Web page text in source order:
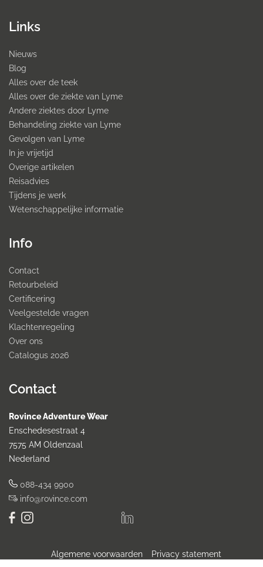
Links
Nieuws
Blog
Alles over de teek
Alles over de ziekte van Lyme
Andere ziektes door Lyme
Behandeling ziekte van Lyme
Gevolgen van Lyme
In je vrijetijd
Overige artikelen
Reisadvies
Tijdens je werk
Wetenschappelijke informatie
Info
Contact
Retourbeleid
Certificering
Veelgestelde vragen
Klachtenregeling
Over ons
Catalogus 2026
Contact
Rovince Adventure Wear
Enschedesestraat 4
7575 AM Oldenzaal
Nederland
088-434 9900
info@rovince.com
Algemene voorwaarden Privacy statement